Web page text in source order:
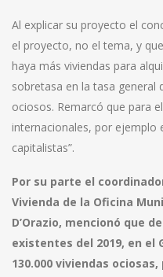
Al explicar su proyecto el
el proyecto, no el tema, y
haya más viviendas para
sobretasa en la tasa general
ociosos. Remarcó que para
internacionales, por ejemplo
capitalistas”.
Por su parte el
Vivienda de la Oficina
D’Orazio, mencionó que
existentes del 2019, en el
130.000 viviendas